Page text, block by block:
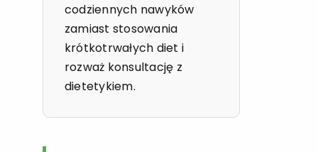
codziennych nawyków
zamiast stosowania
krótkotrwałych diet i
rozważ konsultację z
dietetykiem.